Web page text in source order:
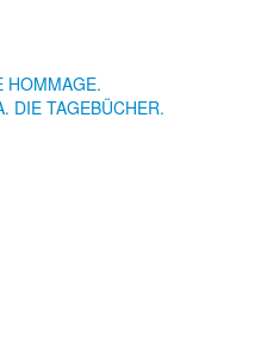
HOMMAGE.
DIE TAGEBÜCHER.